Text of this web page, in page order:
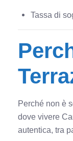
Tassa di
Perché non è
dove vivere
autentica, tra